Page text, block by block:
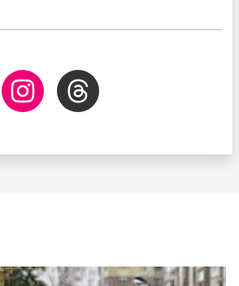
InstagramThreads